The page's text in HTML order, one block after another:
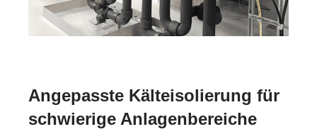
Angepasste Kälteisolierung für
schwierige Anlagenbereiche